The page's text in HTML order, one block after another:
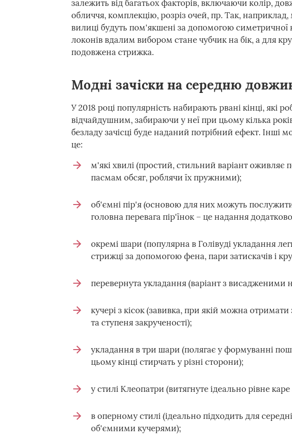
залежить від багатьох факторів, включаючи колір,
обличчя, комплекцію, розріз очей, пр. Так, наприклад,
вилиці будуть пом'якшені за допомогою
локонів вдалим вибором стане чубчик на бік, а для
подовжена стрижка.
Модні зачіски на середню
У 2018 році популярність набирають рвані кінці, які
відчайдушним, забираючи у неї при цьому кілька
безладу зачісці буде наданий потрібний ефект. Інші
це:
м'які хвилі (простий, стильний варіант
пасмам обсяг, роблячи їх пружними);
об'ємні пір'я (основою для них можуть
головна перевага пір'їнок – це надання
окремі шари (популярна в Голівуді укладання
стрижці за допомогою фена, пари затискачів і
перевернута укладання (варіант з висадженими
кучері з кісок (завивка, при якій можна
та ступеня закрученості);
укладання в три шари (полягає у формуванні
цьому кінці стирчать у різні сторони);
у стилі Клеопатри (витягнуте ідеально рівне
в оперному стилі (ідеально підходить для
об'ємними кучерями);